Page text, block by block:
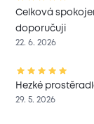
Celková
doporučuji
22. 6. 2026
Hezké
29. 5. 2026